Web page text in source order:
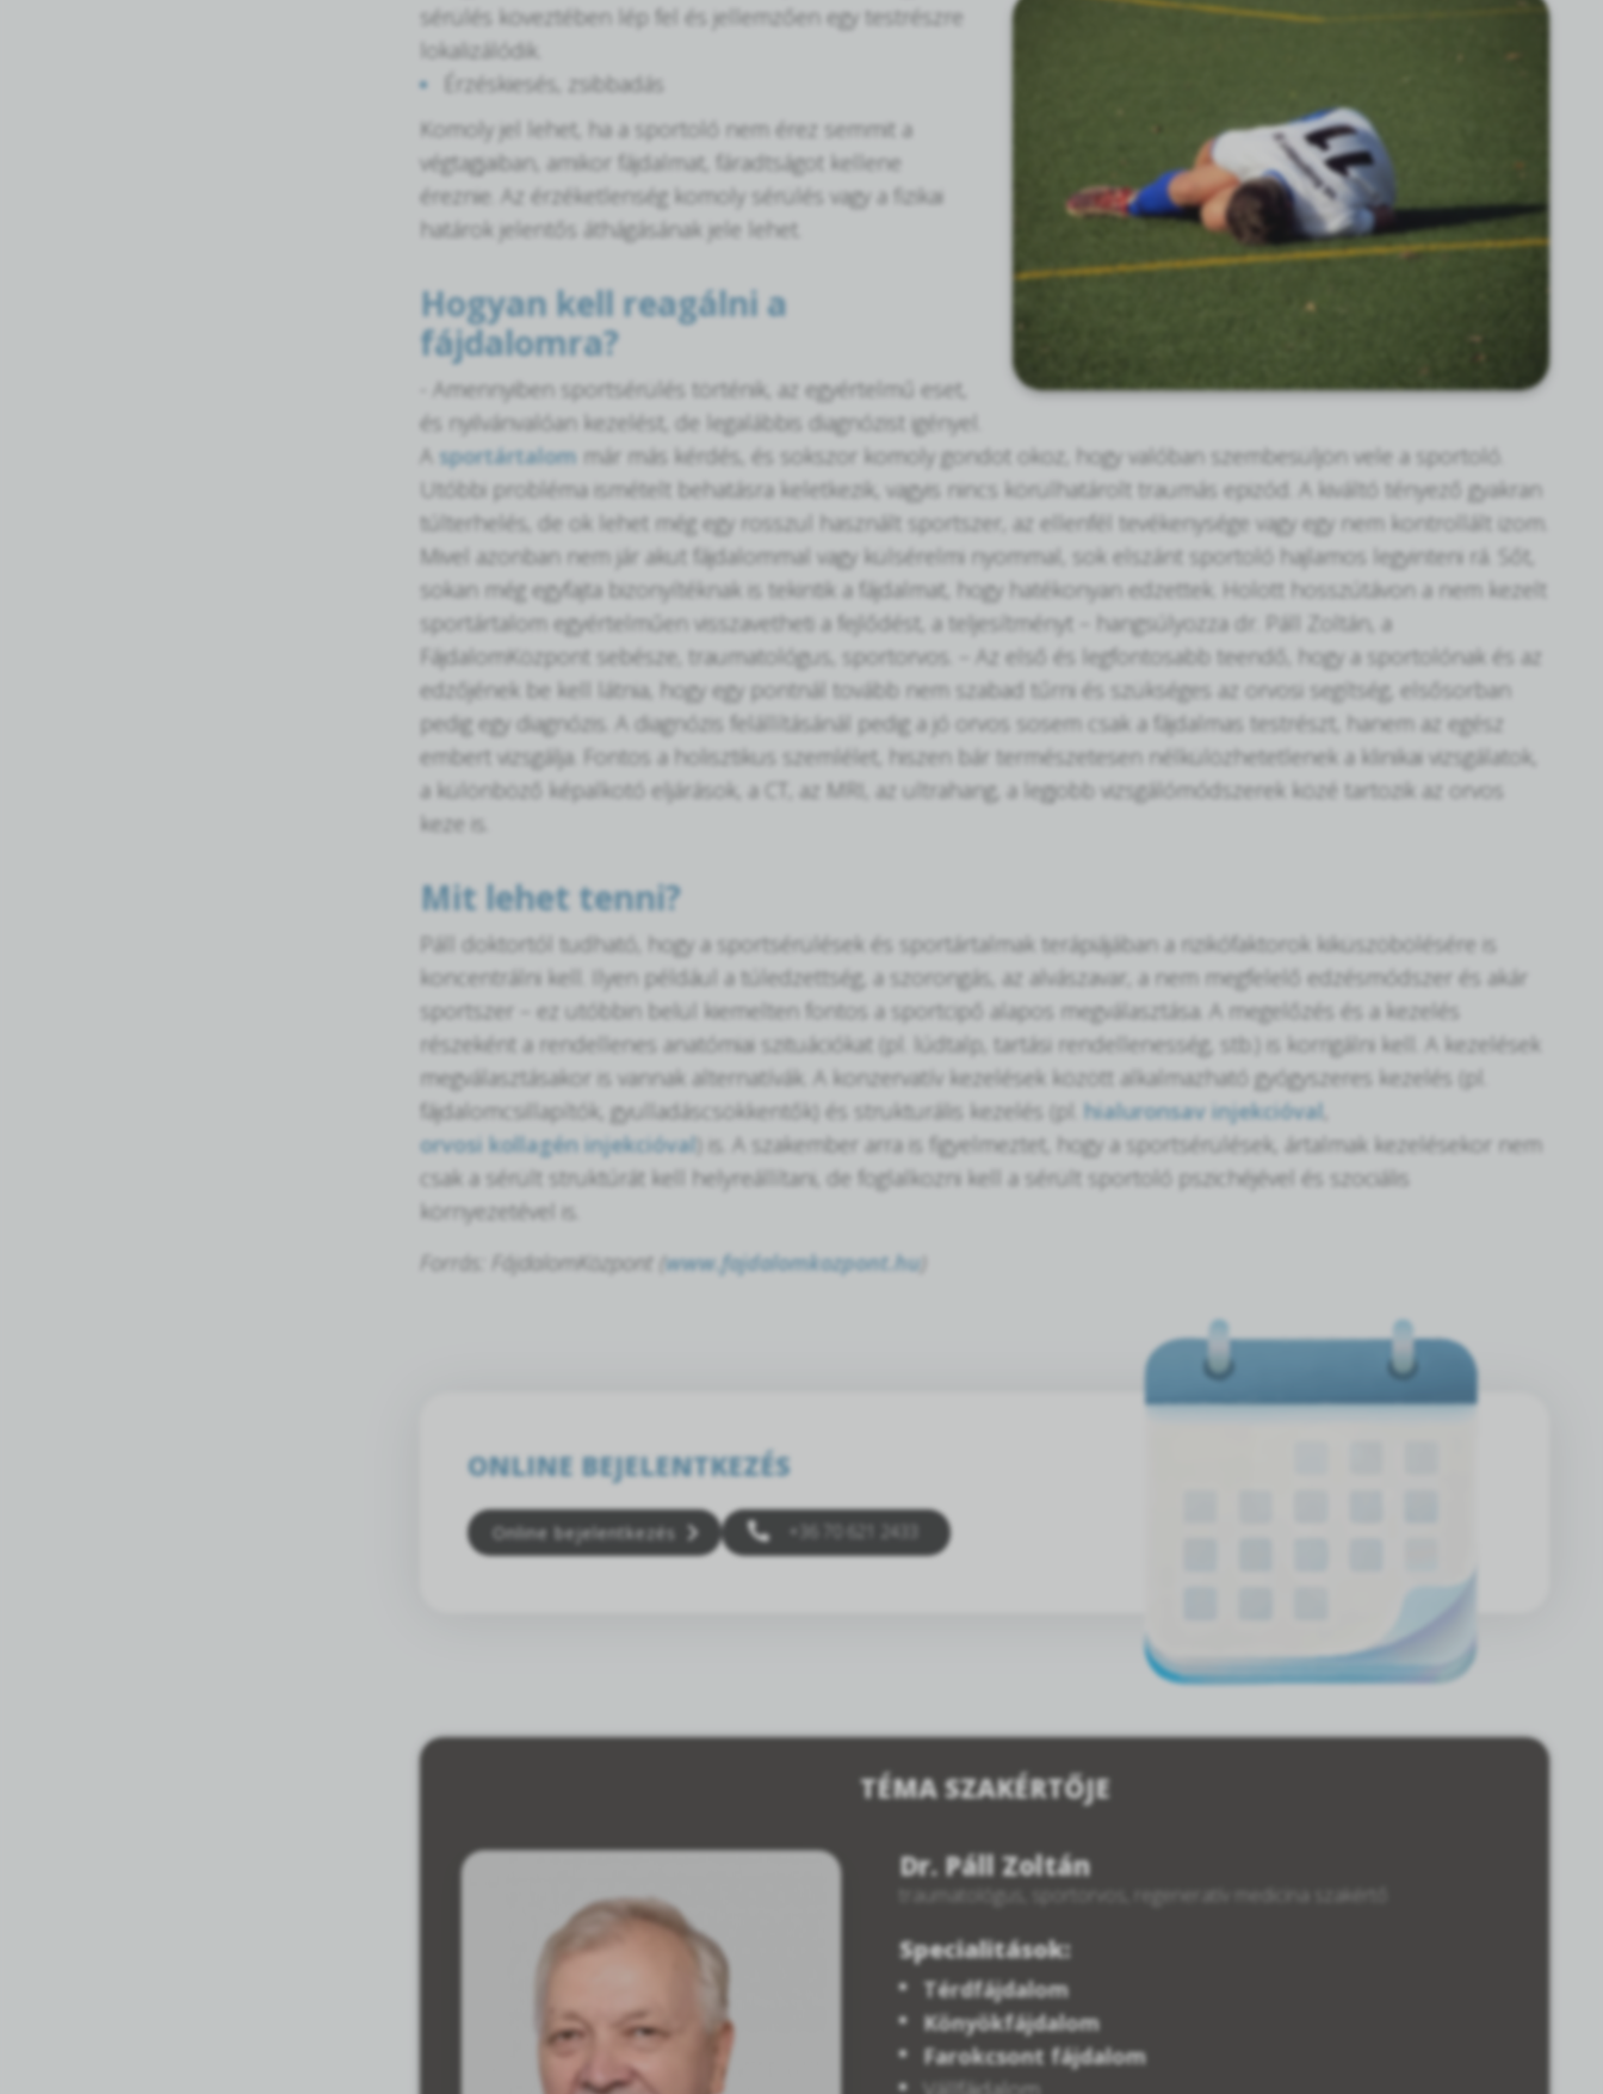
sérülés köveztében lép fel és jellemzően egy testrészre
lokalizálódik.
Érzéskiesés, zsibbadás
Komoly jel lehet, ha a sportoló nem érez semmit a
végtagjaiban, amikor fájdalmat, fáradtságot kellene
éreznie. Az érzéketlenség komoly sérülés vagy a fizikai
határok jelentős áthágásának jele lehet.
Hogyan kell reagálni a
fájdalomra?
- Amennyiben sportsérülés történik, az egyértelmű eset,
és nyilvánvalóan kezelést, de legalábbis diagnózist igényel.
A sportártalom már más kérdés, és sokszor komoly gondot okoz, hogy valóban szembesüljön vele a sportoló.
Utóbbi probléma ismételt behatásra keletkezik, vagyis nincs körülhatárolt traumás epizód. A kiváltó tényező gyakran
túlterhelés, de ok lehet még egy rosszul használt sportszer, az ellenfél tevékenysége vagy egy nem kontrollált izom.
Mivel azonban nem jár akut fájdalommal vagy külsérelmi nyommal, sok elszánt sportoló hajlamos legyinteni rá. Sőt,
sokan még egyfajta bizonyítéknak is tekintik a fájdalmat, hogy hatékonyan edzettek. Holott hosszútávon a nem kezelt
sportártalom egyértelműen visszavetheti a fejlődést, a teljesítményt – hangsúlyozza dr. Páll Zoltán, a
FájdalomKözpont sebésze, traumatológus, sportorvos. – Az első és legfontosabb teendő, hogy a sportolónak és az
edzőjének be kell látnia, hogy egy pontnál tovább nem szabad tűrni és szükséges az orvosi segítség, elsősorban
pedig egy diagnózis. A diagnózis felállításánál pedig a jó orvos sosem csak a fájdalmas testrészt, hanem az egész
embert vizsgálja. Fontos a holisztikus szemlélet, hiszen bár természetesen nélkülözhetetlenek a klinikai vizsgálatok,
a különböző képalkotó eljárások, a CT, az MRI, az ultrahang, a legjobb vizsgálómódszerek közé tartozik az orvos
keze is.
Mit lehet tenni?
Páll doktortól tudható, hogy a sportsérülések és sportártalmak terápiájában a rizikófaktorok kiküszöbölésére is
koncentrálni kell. Ilyen például a túledzettség, a szorongás, az alvászavar, a nem megfelelő edzésmódszer és akár
sportszer – ez utóbbin belül kiemelten fontos a sportcipő alapos megválasztása. A megelőzés és a kezelés
részeként a rendellenes anatómiai szituációkat (pl. lúdtalp, tartási rendellenesség, stb.) is korrigálni kell. A kezelések
megválasztásakor is vannak alternatívák. A konzervatív kezelések között alkalmazható gyógyszeres kezelés (pl.
fájdalomcsillapítók, gyulladáscsökkentők) és strukturális kezelés (pl. hialuronsav injekcióval
orvosi kollagén injekcióval ) is. A szakember arra is figyelmeztet, hogy a sportsérülések, ártalmak kezelésekor nem
csak a sérült struktúrát kell helyreállítani, de foglalkozni kell a sérült sportoló pszichéjével és szociális
környezetével is.
Forrás: FájdalomKözpont (www.fajdalomkozpont.hu
ONLINE BEJELENTKEZÉS
Online bejelentkezés +36 70 621 2433
TÉMA SZAKÉRTŐJE
Dr. Páll Zoltán
traumatológus, sportorvos, regeneratív medicina szakértő
Specialitások:
Térdfájdalom
Könyökfájdalom
Farokcsont fájdalom